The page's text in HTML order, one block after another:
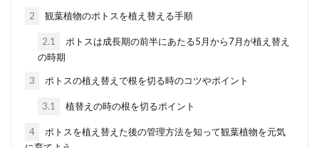
さん花が咲いて枯れてしまうとさみしく感じ
てしまいますが、切り...
観葉植物モンステラの剪定は意外に
2 観葉植物のポトスを植え替える手順
2.1
ポトスは成長期の前半にあたる5月から7月が植え替え
の時期
3 ポトスの植え替えで根を切る時のコツやポイント
3.1 植替えの時の根を切るポイント
4
ポトスを植え替えた後の管理方法を知って観葉植物を元気